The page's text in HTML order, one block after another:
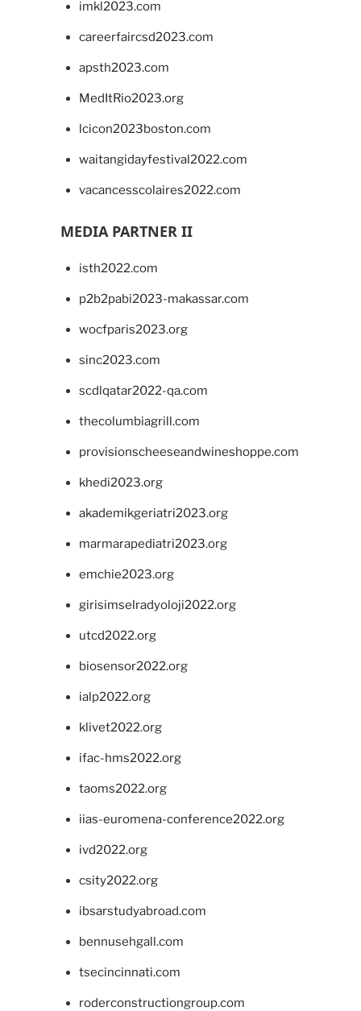
imkl2023.com
careerfaircsd2023.com
apsth2023.com
MedItRio2023.org
lcicon2023boston.com
waitangidayfestival2022.com
vacancesscolaires2022.com
MEDIA PARTNER II
isth2022.com
p2b2pabi2023-makassar.com
wocfparis2023.org
sinc2023.com
scdlqatar2022-qa.com
thecolumbiagrill.com
provisionscheeseandwineshoppe.com
khedi2023.org
akademikgeriatri2023.org
marmarapediatri2023.org
emchie2023.org
girisimselradyoloji2022.org
utcd2022.org
biosensor2022.org
ialp2022.org
klivet2022.org
ifac-hms2022.org
taoms2022.org
iias-euromena-conference2022.org
ivd2022.org
csity2022.org
ibsarstudyabroad.com
bennusehgall.com
tsecincinnati.com
roderconstructiongroup.com